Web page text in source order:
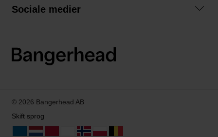
Betingelser
Sociale medier
LinkedIn
© 2026 Bangerhead AB
Skift sprog